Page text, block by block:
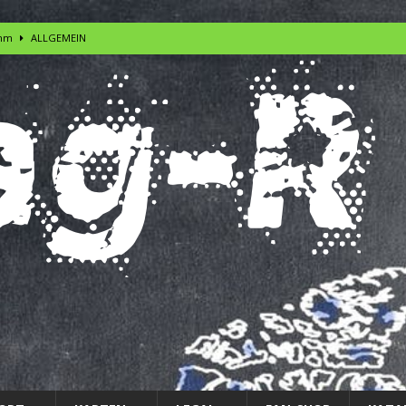
ALLGEMEIN
ALLGEMEIN